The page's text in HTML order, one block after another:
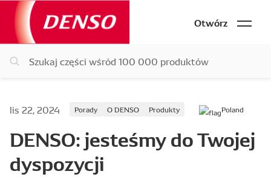
Otwórz
lis 22, 2024 Porady O DENSO Produkty Poland
DENSO: jesteśmy do Twojej
dyspozycji